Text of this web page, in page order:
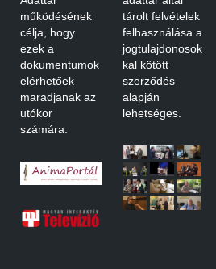
működésének
célja, hogy
ezek a
dokumentumok
elérhetőek
maradjanak az
utókor
számára.
tárolt felvételek
felhasználása a
jogtulajdonosok
kal kötött
szerződés
alapján
lehetséges.